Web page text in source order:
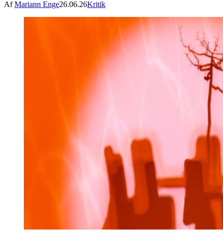
AfMariann Enge26.06.26Kritik